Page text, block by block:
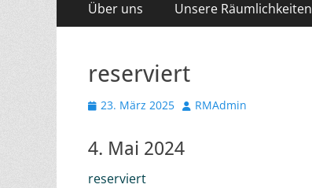
Menü
Inhalt
Über uns Unsere Räumlichkeiten
reserviert
Veröffentlicht
23. März 2025 AutorRMAdmin
4. Mai 2024
reserviert